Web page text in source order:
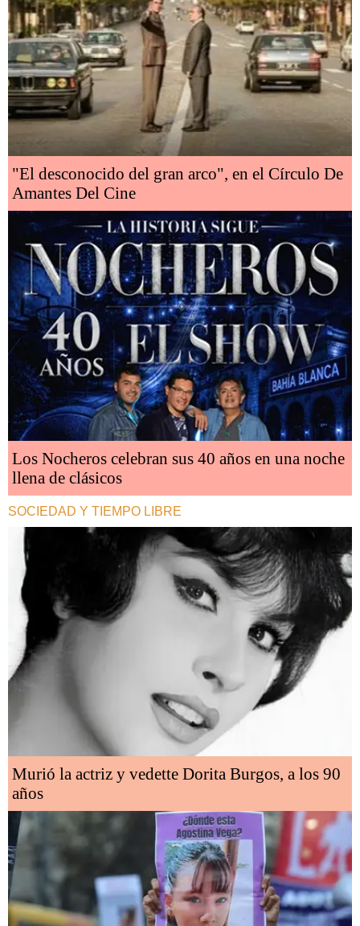
"El desconocido del gran arco", en el Círculo De
Amantes Del Cine
Los Nocheros celebran sus 40 años en una noche
llena de clásicos
SOCIEDAD Y TIEMPO LIBRE
Murió la actriz y vedette Dorita Burgos, a los 90
años